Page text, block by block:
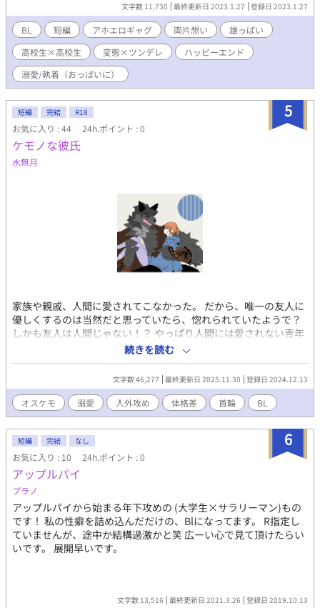
文字数 11,730 最終更新日 2023.1.27 登録日 2023.1.27
BL 短編 アホエロギャグ 両片想い
雄っぱい
高校生×高校生
変態×ツンデレ
ハッピーエンド
溺愛/執着（おっぱいに）
5
短編 完結 R18
お気に入り : 44 24h.ポイント : 0
ケモノな彼氏
水無月
家族や親戚、人間に愛されてこなかった。 だから、唯一の友人に
優しくするのは当然だと思っていたら、惚れられていたようで？
しかも友人は人間じゃない！？ やっぱり人間には愛されない青年
と、毛布を上回るモフモフな友人の物語。 ※注意 攻めが人外なの
で、ディープ過ぎるキスや強引なところもあります。 表紙の黒い
モフモフは初めは人の姿ですが、中盤で正体を明かします。それ
からはずっとモフモフしてます。 寒い中、前半はキャンプしてま
す。後半からR18です。 タクト→好き好き大好き。わんわん！
苺 →ちょ、ちょっと待って！ 人間じゃないの！？
続きを読む
文字数 46,277 最終更新日 2025.11.30 登録日 2024.12.13
オスケモ 溺愛 人外攻め 体格差 首輪 BL
6
短編 完結 なし
お気に入り : 10 24h.ポイント : 0
アップルパイ
プラノ
アップルパイから始まる年下攻めの (大学生×サラリーマン)もの
です！ 私の性癖を詰め込んだだけの、Blになってます。 R指定し
ていませんが、途中か結構過激かと笑 広ーい心で見て頂けたらい
いです。 展開早いです。
文字数 13,516 最終更新日 2021.3.26 登録日 2019.10.13